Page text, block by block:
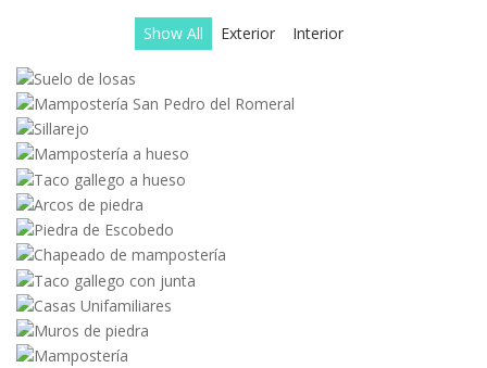
Show All Exterior Interior